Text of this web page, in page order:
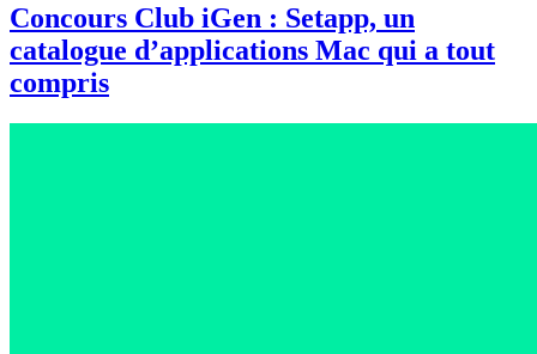
Concours Club iGen : Setapp, un
catalogue d’applications Mac qui a tout
compris